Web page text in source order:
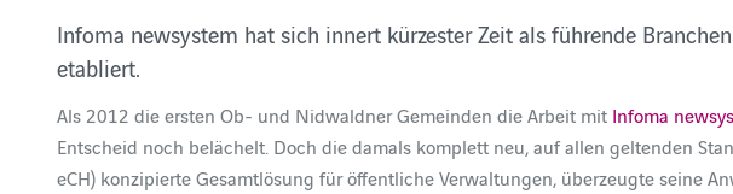
Infoma newsystem hat sich innert kürzester Zeit als führende
etabliert.
Als 2012 die ersten Ob- und Nidwaldner Gemeinden die Arbeit mit Infoma
Entscheid noch belächelt. Doch die damals komplett neu, auf allen geltenden
eCH) konzipierte Gesamtlösung für öffentliche Verwaltungen, überzeugte seine